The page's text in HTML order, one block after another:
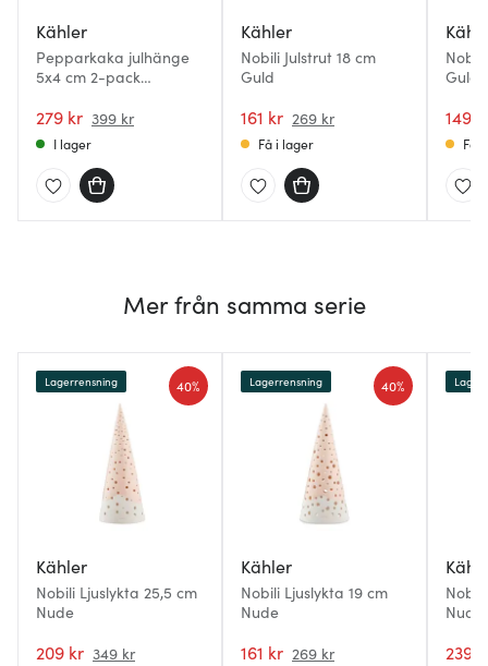
Kähler
Pepparkaka julhänge
5x4 cm 2-pack
279 kr 399 kr
I lager
Kähler
Nobili Julstrut 18 cm
Guld
161 kr 269 kr
Få i lager
Nobili
Guld
149
Få
Mer från samma serie
Kähler
Nobili Ljuslykta 25,5 cm
Nude
209 kr 349 kr
40%
Lagerrensning
Kähler
Nobili Ljuslykta 19 cm
Nude
161 kr 269 kr
40%
Lagerrensning
Nude
239